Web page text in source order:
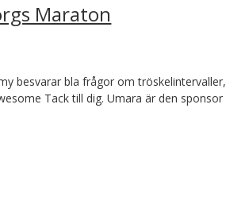
Maraton
besvarar bla frågor om tröskelintervaller,
Tack till dig. Umara är den sponsor